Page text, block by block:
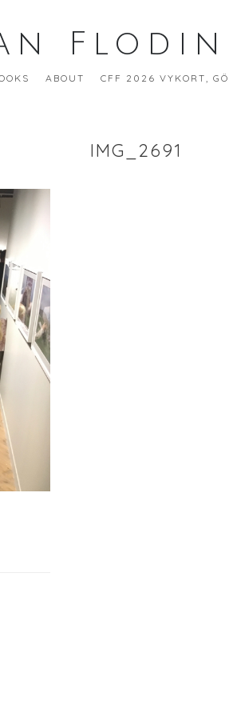
Flodin
ABOUT CFF 2026 VYKORT,
IMG_2691